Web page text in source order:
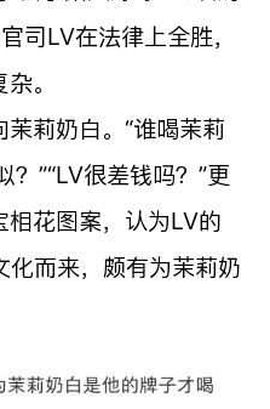
司LV在法律上全胜，
。
莉奶白。“谁喝茉莉
”“LV很差钱吗？”更
花图案，认为LV的
而来，颇有为茉莉奶